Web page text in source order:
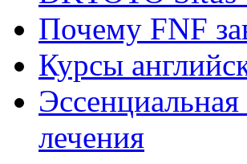
Почему FNF
Курсы
лечения